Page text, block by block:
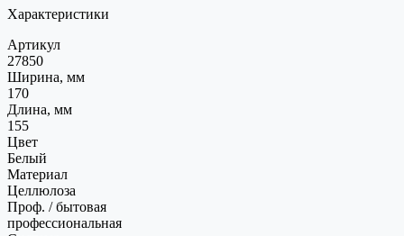
Характеристики
Артикул
27850
Ширина, мм
170
Длина, мм
155
Цвет
Белый
Материал
Целлюлоза
Проф. / бытовая
профессиональная